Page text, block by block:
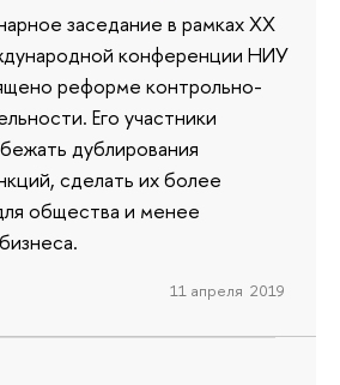
заседание в рамках XX
конференции НИУ
реформе контрольно-
Его участники
дублирования
сделать их более
общества и менее
11 апреля 2019